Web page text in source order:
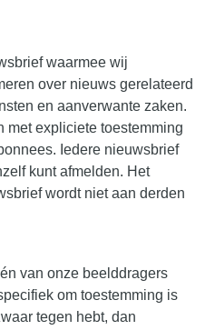
waarmee wij
over nieuws gerelateerd
en aanverwante zaken.
met expliciete toestemming
Iedere nieuwsbrief
kunt afmelden. Het
wordt niet aan derden
van onze beelddragers
om toestemming is
tegen hebt, dan